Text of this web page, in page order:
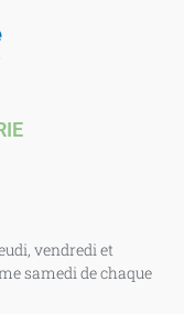
vendredi et
samedi de chaque